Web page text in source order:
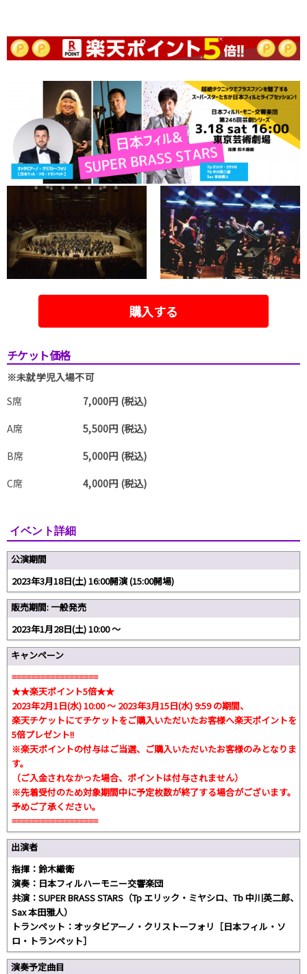
購入する
チケット価格
※未就学児入場不可
S席
7,000円 (税込)
A席
5,500円 (税込)
B席
5,000円 (税込)
C席
4,000円 (税込)
イベント詳細
公演期間
2023年3月18日(土) 16:00開演 (15:00開場)
販売期間: 一般発売
2023年1月28日(土) 10:00 〜
キャンペーン
==================
★★楽天ポイント5倍★★
2023年2月1日(水) 10:00 〜 2023年3月15日(水) 9:59 の期間、
楽天チケットにてチケットをご購入いただいたお客様へ楽天ポイントを
5倍プレゼント!!
※楽天ポイントの付与はご当選、ご購入いただいたお客様のみとなりま
す。
（ご入金されなかった場合、ポイントは付与されません）
※先着受付のため対象期間中に予定枚数が終了する場合がございます。
予めご了承ください。
==================
出演者
指揮：鈴木織衛
演奏：日本フィルハーモニー交響楽団
共演：SUPER BRASS STARS（Tp エリック・ミヤシロ、Tb 中川英二郎、
Sax 本田雅人）
トランペット：オッタビアーノ・クリストーフォリ［日本フィル・ソ
ロ・トランペット］
演奏予定曲目